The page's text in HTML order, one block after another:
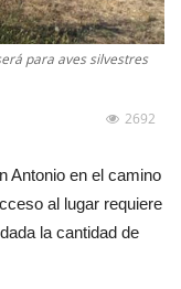
para aves silvestres
2692
Antonio en el camino
al lugar requiere
la cantidad de